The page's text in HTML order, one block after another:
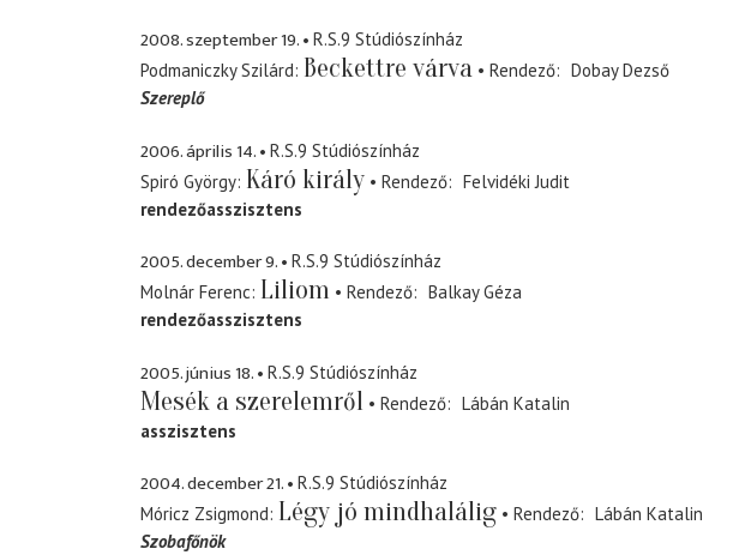
2008. szeptember 19.
R.S.9 Stúdiószínház
Podmaniczky Szilárd Beckettre várva Rendező
Dobay Dezső
Szereplő
2006. április 14.
R.S.9 Stúdiószínház
Spiró György Káró király Rendező
Felvidéki Judit
rendezőasszisztens
2005. december 9.
R.S.9 Stúdiószínház
Molnár Ferenc Liliom Rendező
Balkay Géza
rendezőasszisztens
2005. június 18. R.S.9 Stúdiószínház
Mesék a szerelemről Rendező
Lábán Katalin
asszisztens
2004. december 21.
R.S.9 Stúdiószínház
Móricz Zsigmond Légy jó mindhalálig Rendező
Lábán Katalin
Szobafőnök